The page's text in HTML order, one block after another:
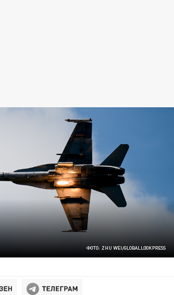
ФОТО: ZHU WEI/GLOBALLOOKPRESS